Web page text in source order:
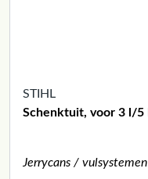
STIHL
Schenktuit, voor 3 l/5 l
Jerrycans / vulsystemen